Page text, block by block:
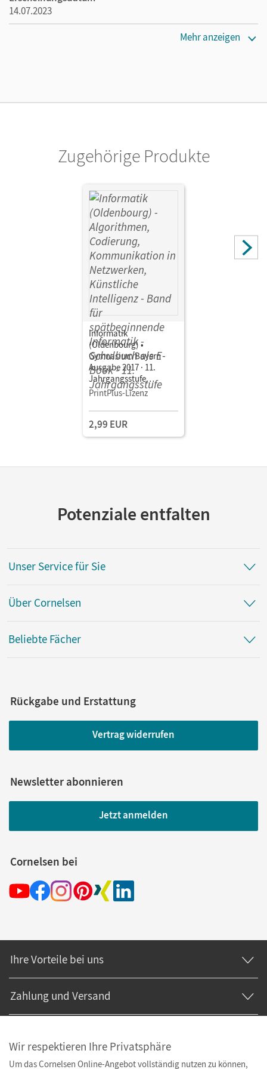
Überblick über wichtige wissensbasierte und
14.07.2023
Mehr anzeigen
Zugehörige Produkte
Informatik
(Oldenbourg) •
Gymnasium Bayern -
Ausgabe 2017 · 11.
Jahrgangsstufe
Algorithmen,
Kommunikation in
Netzwerken, Künstliche
Intelligenz · Band für
als E-Book Mit Medien
PrintPlus-Lizenz
2,99 EUR
Potenziale entfalten
Unser Service für Sie
Über Cornelsen
Beliebte Fächer
Rückgabe und Erstattung
Vertrag widerrufen
Newsletter abonnieren
Jetzt anmelden
Cornelsen bei
Ihre Vorteile bei uns
Zahlung und Versand
Wir respektieren Ihre Privatsphäre
Um das Cornelsen Online-Angebot vollständig nutzen zu können,